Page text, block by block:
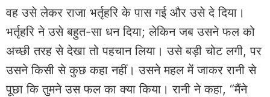
वह उसे लेकर राजा भर्तृहरि के पास गई और उसे दे दिया।
भर्तृहरि ने उसे बहुत-सा धन दिया; लेकिन जब उसने फल को
अच्छी तरह से देखा तो पहचान लिया। उसे बड़ी चोट लगी, पर
उसने किसी से कुछ कहा नहीं। उसने महल में जाकर रानी से
पूछा कि तुमने उस फल का क्या किया। रानी ने कहा, “मैंने